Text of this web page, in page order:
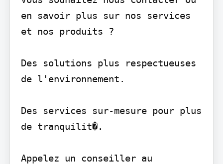
en savoir plus sur nos services
et nos produits ?
Des solutions plus respectueuses
de l'environnement.
Des services sur-mesure pour plus
de tranquilit�.
Appelez un conseiller au